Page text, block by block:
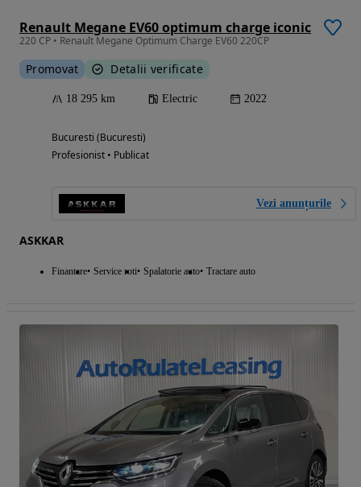
Renault Megane EV60 optimum charge iconic
220 CP • Renault Megane Optimum Charge EV60 220CP
Promovat Detalii verificate
18 295 km Electric 2022
Bucuresti (Bucuresti)
Profesionist • Publicat
Vezi anunțurile
ASKKAR
Finantare Service roti Spalatorie auto Tractare auto